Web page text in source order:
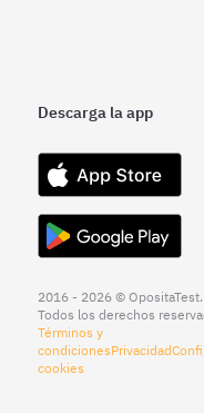
Descarga la app
2016 - 2026 © OpositaTest.
Todos los derechos
Términos y
condicionesPrivacidad
cookies